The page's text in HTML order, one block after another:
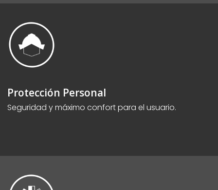
Protección Personal
Seguridad y máximo confort para el usuario.